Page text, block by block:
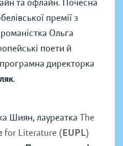
та офлайн. Почесна
премії з
Ольга
поети й
директорка
.
Шиян, лауреатка The
for Literature (EUPL)